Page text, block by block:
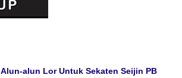
Alun-alun Lor Untuk Sekaten Seijin PB